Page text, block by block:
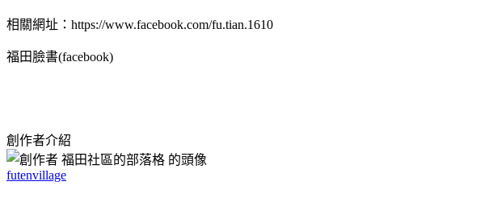
相關網址：https://www.facebook.com/fu.tian.1610
福田臉書(facebook)
創作者介紹
futenvillage